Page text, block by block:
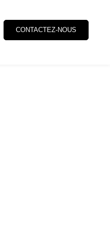
CONTACTEZ-NOUS